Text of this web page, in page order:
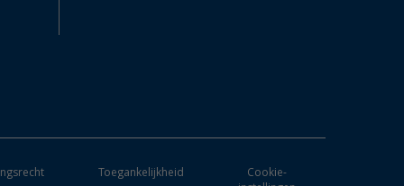
Toegankelijkheid
Cookie-